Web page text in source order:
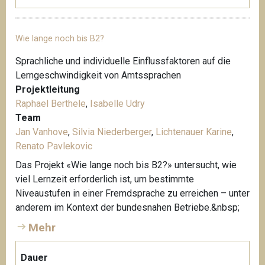
Wie lange noch bis B2?
Sprachliche und individuelle Einflussfaktoren auf die
Lerngeschwindigkeit von Amtssprachen
Projektleitung
Raphael Berthele, Isabelle Udry
Team
Jan Vanhove, Silvia Niederberger, Lichtenauer Karine,
Renato Pavlekovic
Das Projekt «Wie lange noch bis B2?» untersucht, wie
viel Lernzeit erforderlich ist, um bestimmte
Niveaustufen in einer Fremdsprache zu erreichen – unter
anderem im Kontext der bundesnahen Betriebe.&nbsp;
Mehr
Dauer